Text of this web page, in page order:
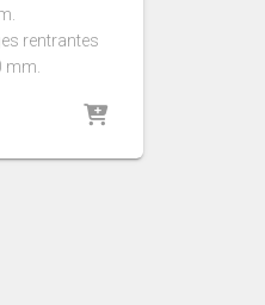
rentrantes
mm.